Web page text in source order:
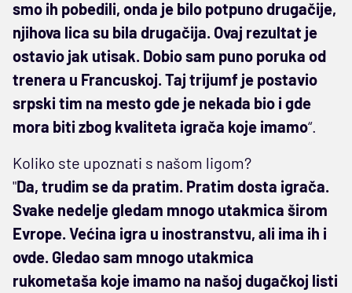
smo ih pobedili, onda je bilo potpuno drugačije,
njihova lica su bila drugačija. Ovaj rezultat je
ostavio jak utisak. Dobio sam puno poruka od
trenera u Francuskoj. Taj trijumf je postavio
srpski tim na mesto gde je nekada bio i gde
mora biti zbog kvaliteta igrača koje imamo“.
Koliko ste upoznati s našom ligom?
"Da, trudim se da pratim. Pratim dosta igrača.
Svake nedelje gledam mnogo utakmica širom
Evrope. Većina igra u inostranstvu, ali ima ih i
ovde. Gledao sam mnogo utakmica
rukometaša koje imamo na našoj dugačkoj listi